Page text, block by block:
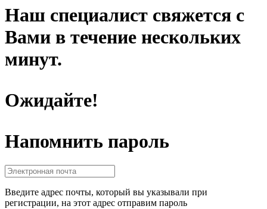
Наш специалист свяжется с
Вами в течение нескольких
минут.
Ожидайте!
Напомнить пароль
Введите адрес почты, который вы указывали при
регистрации, на этот адрес отправим пароль